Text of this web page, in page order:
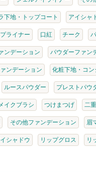
下地・トップコート アイシャ
ライナー 口紅 チーク
ンデーション パウダーファン
ンデーション 化粧下地・コン
ルースパウダー プレストパウ
メイクブラシ つけまつげ 二
その他ファンデーション 眉
シャドウ リップグロス リ